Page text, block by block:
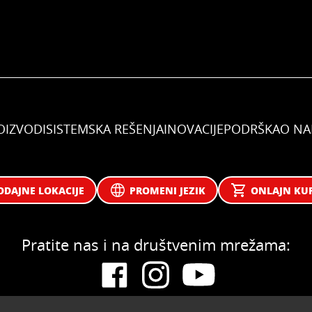
SISTEMSKA REŠENJAINOVACIJEPODRŠKAO
LOKACIJE PROMENI JEZIK ONLAJN
Pratite nas i na društvenim mrežama: